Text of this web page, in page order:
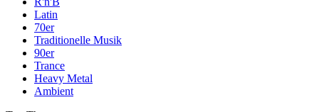
Latin
70er
Traditionelle Musik
90er
Trance
Heavy Metal
Ambient